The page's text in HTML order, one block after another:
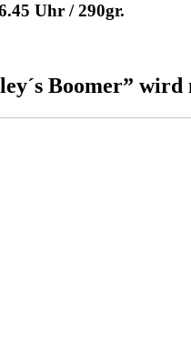
Uhr / 290gr.
Boomer”